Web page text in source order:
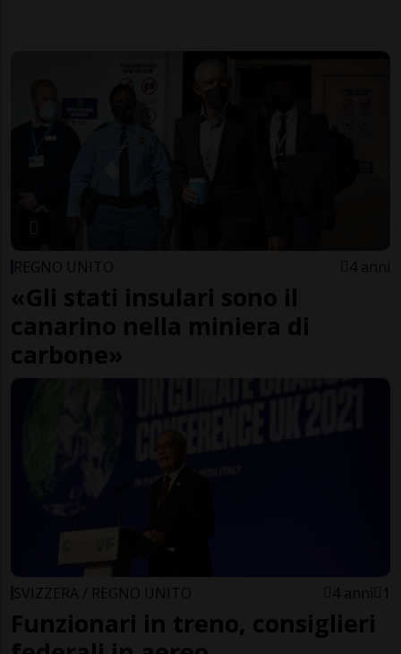
REGNO UNITO 4 anni
«Gli stati insulari sono il
canarino nella miniera di
carbone»
SVIZZERA / REGNO UNITO 4 anni 1
Funzionari in treno, consiglieri